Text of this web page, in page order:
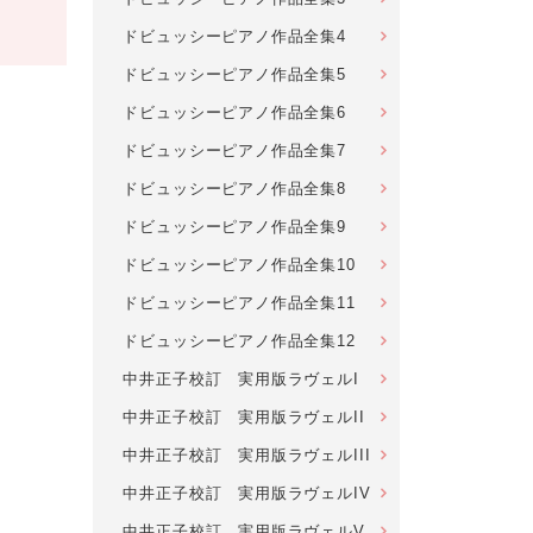
ドビュッシーピアノ作品全集4
ドビュッシーピアノ作品全集5
ドビュッシーピアノ作品全集6
ドビュッシーピアノ作品全集7
ドビュッシーピアノ作品全集8
ドビュッシーピアノ作品全集9
ドビュッシーピアノ作品全集10
ドビュッシーピアノ作品全集11
ドビュッシーピアノ作品全集12
中井正子校訂 実用版ラヴェルI
中井正子校訂 実用版ラヴェルII
中井正子校訂 実用版ラヴェルIII
中井正子校訂 実用版ラヴェルIV